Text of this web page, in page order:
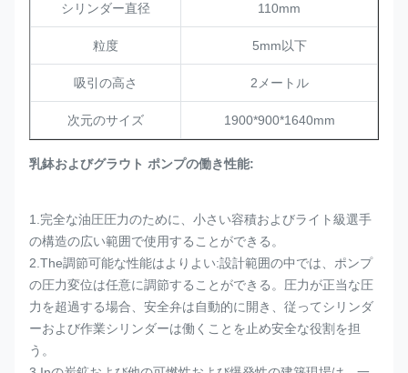
シリンダー直径 110mm
粒度 5mm以下
吸引の高さ 2メートル
次元のサイズ 1900*900*1640mm
乳鉢およびグラウト ポンプの働き性能:
1.完全な油圧圧力のために、小さい容積およびライト級選手
の構造の広い範囲で使用することができる。
2.The調節可能な性能はよりよい:設計範囲の中では、ポンプ
の圧力変位は任意に調節することができる。圧力が正当な圧
力を超過する場合、安全弁は自動的に開き、従ってシリンダ
ーおよび作業シリンダーは働くことを止め安全な役割を担
う。